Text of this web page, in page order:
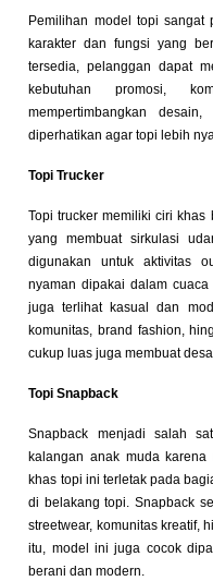
Pemilihan model topi sangat
karakter dan fungsi yang
tersedia, pelanggan dapat
kebutuhan promosi,
mempertimbangkan
diperhatikan agar topi lebih
Topi Trucker
Topi trucker memiliki ciri
yang membuat sirkulasi
digunakan untuk aktivitas
nyaman dipakai dalam
juga terlihat kasual dan
komunitas, brand fashion,
cukup luas juga membuat
Topi Snapback
Snapback menjadi salah
kalangan anak muda
khas topi ini terletak pada
di belakang topi. Snapback
streetwear, komunitas kreatif,
itu, model ini juga cocok
berani dan modern.